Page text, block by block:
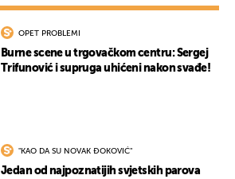
OPET PROBLEMI
Burne scene u trgovačkom centru: Sergej
Trifunović i supruga uhićeni nakon svađe!
"KAO DA SU NOVAK ĐOKOVIĆ"
Jedan od najpoznatijih svjetskih parova